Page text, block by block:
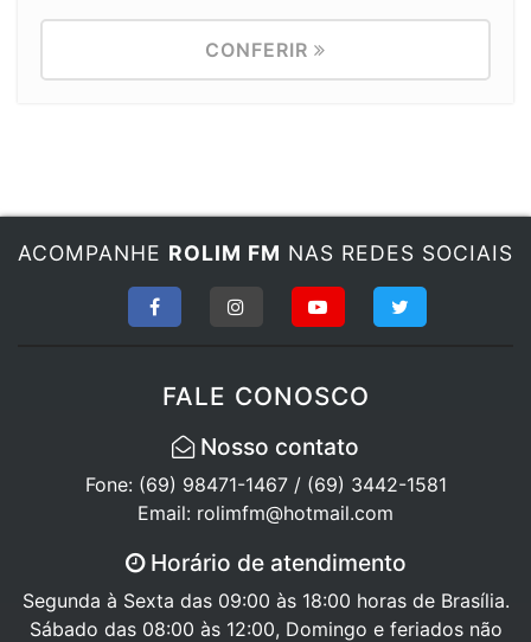
CONFERIR
ACOMPANHE ROLIM FM NAS REDES SOCIAIS
FALE CONOSCO
Nosso contato
Fone: (69) 98471-1467 / (69) 3442-1581
Email: rolimfm@hotmail.com
Horário de atendimento
Segunda à Sexta das 09:00 às 18:00 horas de Brasília.
Sábado das 08:00 às 12:00, Domingo e feriados não